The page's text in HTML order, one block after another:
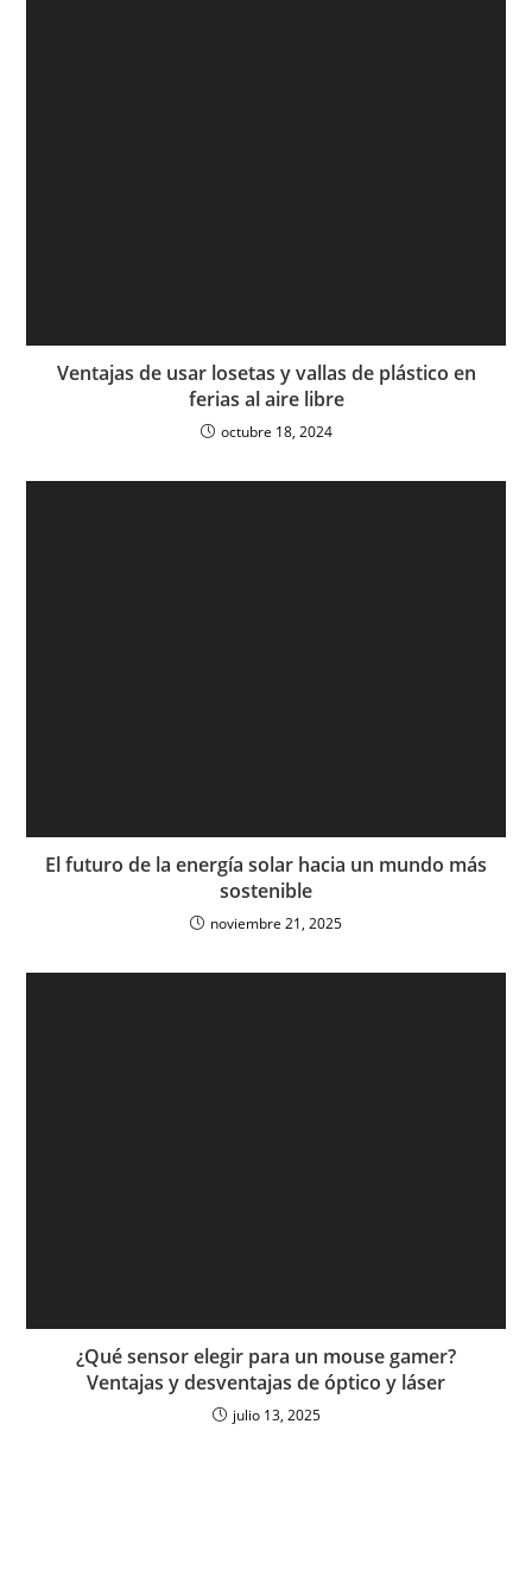
Ventajas de usar losetas y vallas de plástico en
ferias al aire libre
octubre 18, 2024
El futuro de la energía solar hacia un mundo más
sostenible
noviembre 21, 2025
¿Qué sensor elegir para un mouse gamer?
Ventajas y desventajas de óptico y láser
julio 13, 2025